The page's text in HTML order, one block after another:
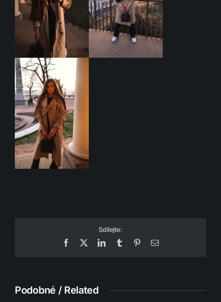
Sdílejte:
Facebook
LinkedInTumblr PinterestEmail
Podobné / Related